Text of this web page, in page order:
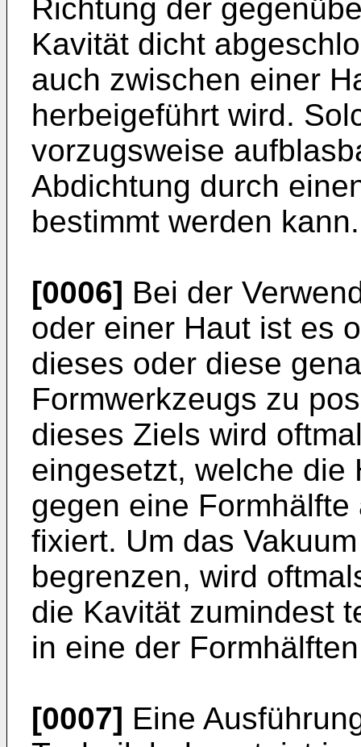
Richtung der
Kavität dicht
auch zwischen einer
herbeigeführt wird.
vorzugsweise
Abdichtung durch
bestimmt werden kann.
[0006] Bei der
oder einer Haut ist es
dieses oder diese
Formwerkzeugs zu
dieses Ziels wird
eingesetzt, welche die
gegen eine
fixiert. Um das
begrenzen, wird
die Kavität zumindest
in eine der
[0007] Eine